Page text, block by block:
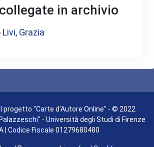
in archivio
Grazia
progetto "Carte d'Autore Online" - © 2022
- Università degli Studi di Firenze
| Codice Fiscale 01279680480